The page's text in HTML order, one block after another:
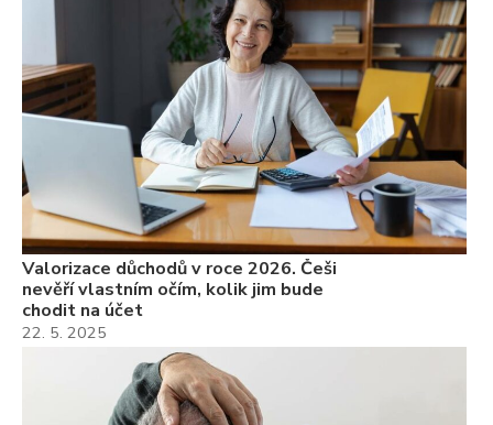
Valorizace důchodů v roce 2026. Češi
nevěří vlastním očím, kolik jim bude
chodit na účet
22. 5. 2025